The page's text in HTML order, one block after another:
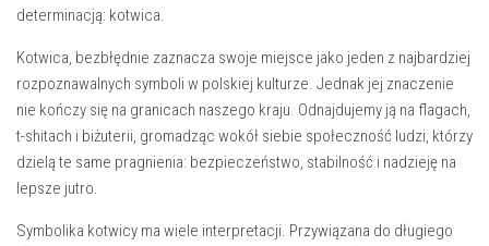
determinacją: ⁣kotwica.
Kotwica, bezbłędnie zaznacza swoje miejsce jako jeden z najbardziej⁢
rozpoznawalnych symboli w polskiej‍ kulturze. Jednak​ jej znaczenie
nie kończy‍ się na granicach naszego kraju. Odnajdujemy ją na flagach,
t-shitach i biżuterii, gromadząc wokół siebie społeczność ludzi, którzy
dzielą te same pragnienia: bezpieczeństwo, stabilność i⁢ nadzieję⁣ na
lepsze jutro.
Symbolika kotwicy ​ma wiele⁣ interpretacji. Przywiązana do długiego⁤